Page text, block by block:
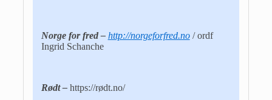
Norge for fred – http://norgeforfred.no/ ordf
Ingrid Schanche
Rødt –https://rødt.no/